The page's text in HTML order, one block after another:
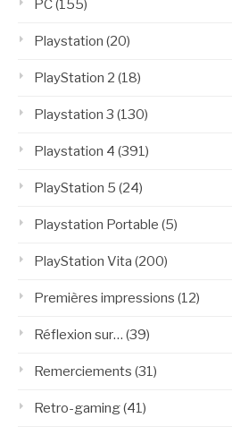
PC(155)
Playstation (20)
PlayStation 2 (18)
Playstation 3 (130)
Playstation 4 (391)
PlayStation 5 (24)
Playstation Portable (5)
PlayStation Vita (200)
Premières impressions (12)
Réflexion sur… (39)
Remerciements (31)
Retro-gaming(41)